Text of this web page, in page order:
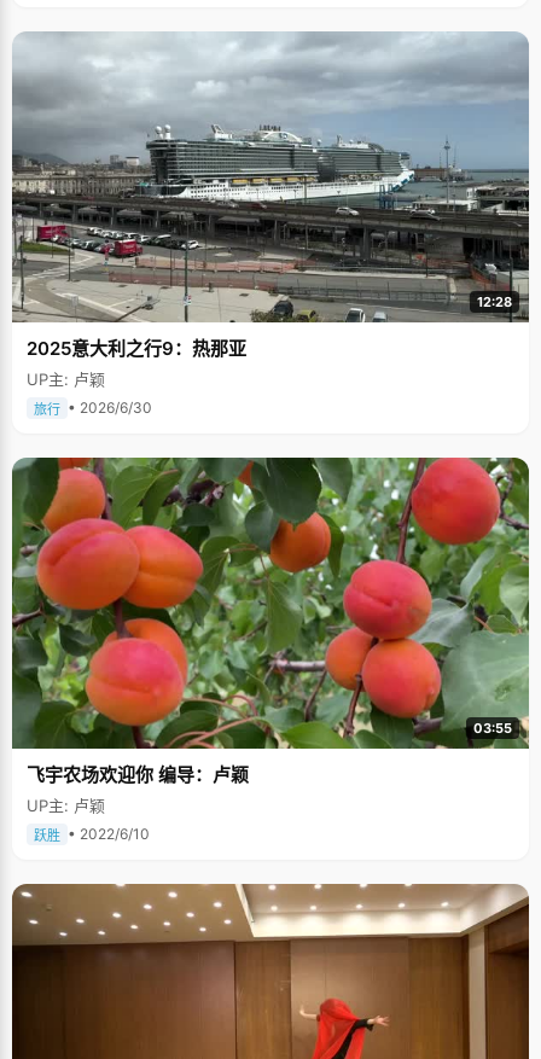
12:28
2025意大利之行9：热那亚
UP主: 卢颖
旅行 • 2026/6/30
03:55
飞宇农场欢迎你 编导：卢颖
UP主: 卢颖
跃胜 • 2022/6/10